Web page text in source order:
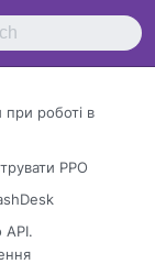
роботі в
РРО
API.